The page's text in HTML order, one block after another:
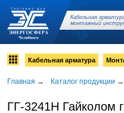
Кабельная
монтажный
Кабельная арматура
Главная → Каталог продукции →
ГГ-3241Н Гайколом